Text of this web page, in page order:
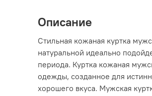
Описание
Стильная кожаная куртка
натуральной идеально
периода. Куртка кожаная
одежды, созданное для
хорошего вкуса. Мужская